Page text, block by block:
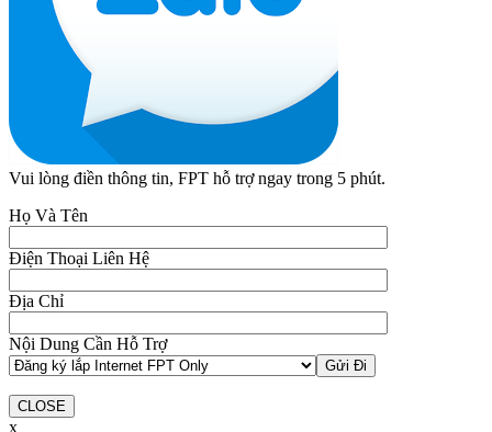
Vui lòng điền thông tin, FPT hỗ trợ ngay trong 5 phút.
Họ Và Tên
Điện Thoại Liên Hệ
Địa Chỉ
Nội Dung Cần Hỗ Trợ
CLOSE
x